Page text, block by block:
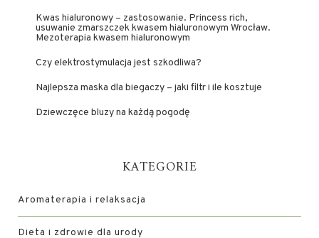
Kwas hialuronowy – zastosowanie. Princess rich,
usuwanie zmarszczek kwasem hialuronowym Wrocław.
Mezoterapia kwasem hialuronowym
Czy elektrostymulacja jest szkodliwa?
Najlepsza maska dla biegaczy – jaki filtr i ile kosztuje
Dziewczęce bluzy na każdą pogodę
KATEGORIE
Aromaterapia i relaksacja
Dieta i zdrowie dla urody